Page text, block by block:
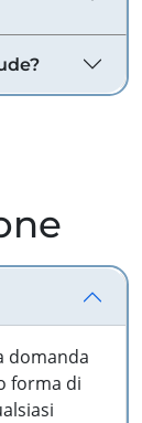
domanda
forma di